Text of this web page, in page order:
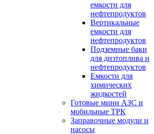
емкости для
нефтепродуктов
Вертикальные
емкости для
нефтепродуктов
Подземные баки
для дизтоплива и
нефтепродуктов
Емкости для
химических
жидкостей
Готовые мини АЗС и
мобильные ТРК
Заправочные модули и
насосы